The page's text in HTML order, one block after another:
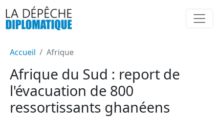
Accueil Afrique
Afrique du Sud : report de
l'évacuation de 800
ressortissants ghanéens